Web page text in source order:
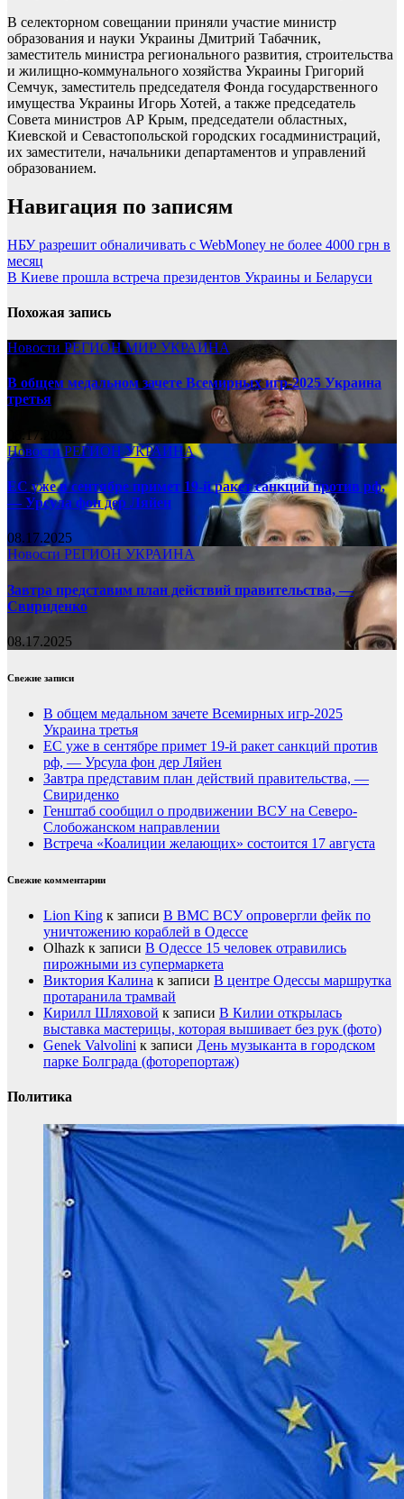
В селекторном совещании приняли участие министр
образования и науки Украины Дмитрий Табачник,
заместитель министра регионального развития, строительства
и жилищно-коммунального хозяйства Украины Григорий
Семчук, заместитель председателя Фонда государственного
имущества Украины Игорь Хотей, а также председатель
Совета министров АР Крым, председатели областных,
Киевской и Севастопольской городских госадминистраций,
их заместители, начальники департаментов и управлений
образованием.
Навигация по записям
НБУ разрешит обналичивать с WebMoney не более 4000 грн в
месяц
В Киеве прошла встреча президентов Украины и Беларуси
Похожая запись
Новости РЕГИОНМИР УКРАИНА
В общем медальном зачете Всемирных игр-2025 Украина
третья
08.17.2025
НовостиРЕГИОНУКРАИНА
ЕС уже в сентябре примет 19-й ракет санкций против рф,
— Урсула фон дер Ляйен
08.17.2025
Новости РЕГИОН УКРАИНА
Завтра представим план действий правительства, —
Свириденко
08.17.2025
Свежие записи
В общем медальном зачете Всемирных игр-2025
Украина третья
ЕС уже в сентябре примет 19-й ракет санкций против
рф, — Урсула фон дер Ляйен
Завтра представим план действий правительства, —
Свириденко
Генштаб сообщил о продвижении ВСУ на Северо-
Слобожанском направлении
Встреча «Коалиции желающих» состоится 17 августа
Свежие комментарии
Lion King к записи В ВМС ВСУ опровергли фейк по
уничтожению кораблей в Одессе
Olhazk к записи В Одессе 15 человек отравились
пирожными из супермаркета
Виктория Калина к записи В центре Одессы маршрутка
протаранила трамвай
Кирилл Шляховой к записи В Килии открылась
выставка мастерицы, которая вышивает без рук (фото)
Genek Valvolini к записи День музыканта в городском
парке Болграда (фоторепортаж)
Политика